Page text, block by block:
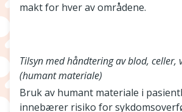
makt for hver av områdene.
Tilsyn med håndtering av blod, celler,
(humant materiale)
Bruk av humant materiale i
innebærer risiko for